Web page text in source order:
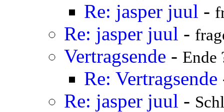
Re: jasper juul -
Re: jasper juul -
Vertragsende - Ende
Re: Vertragsende
Re: jasper juul -